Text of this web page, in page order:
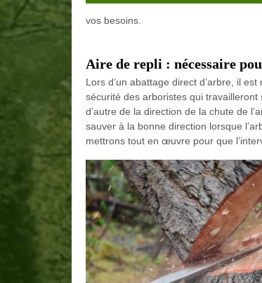
vos besoins.
Aire de repli : nécessaire
Lors d’un abattage direct d’arbre, il
sécurité des arboristes qui
d’autre de la direction de la chute de
sauver à la bonne direction lorsque
mettrons tout en œuvre pour que